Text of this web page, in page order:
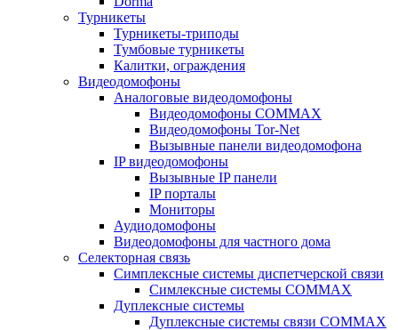
Турникеты
Турникеты-триподы
Тумбовые турникеты
Калитки, ограждения
Видеодомофоны
Аналоговые видеодомофоны
Видеодомофоны COMMAX
Видеодомофоны Tor-Net
Вызывные панели видеодомофона
IP видеодомофоны
Вызывные IP панели
IP порталы
Мониторы
Аудиодомофоны
Видеодомофоны для частного дома
Селекторная связь
Симплексные системы диспетчерской связи
Симлексные системы COMMAX
Дуплексные системы
Дуплексные системы связи COMMAX